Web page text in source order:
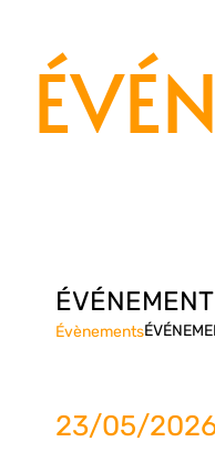
ÉVÉNEMENT
Évènements
23/05/